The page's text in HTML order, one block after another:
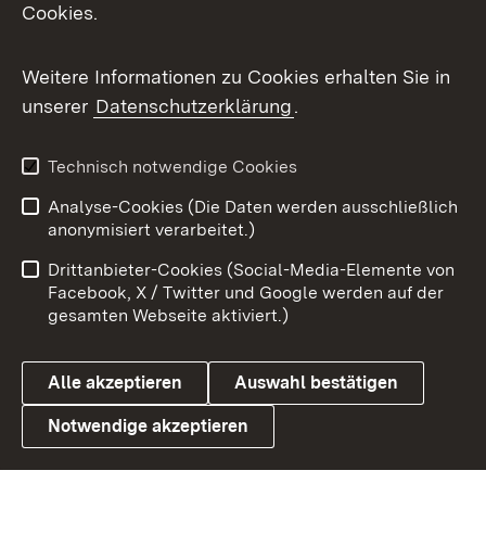
X / Twitter
Youtube
Link zum Landesportal
Impressum
Kontakt
Barrierefreiheit
Datenschutz
Cookies
Cookies.
Weitere Informationen zu Cookies erhalten Sie in
unserer Datenschutzerklärung.
Technisch notwendige Cookies
Analyse-Cookies (Die Daten werden ausschließlich
anonymisiert verarbeitet.)
Drittanbieter-Cookies (Social-Media-Elemente von
Facebook, X / Twitter und Google werden auf der
gesamten Webseite aktiviert.)
Alle akzeptieren Auswahl bestätigen
Notwendige akzeptieren